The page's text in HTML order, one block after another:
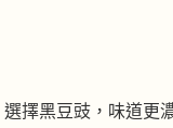
選擇黑豆豉，味道更